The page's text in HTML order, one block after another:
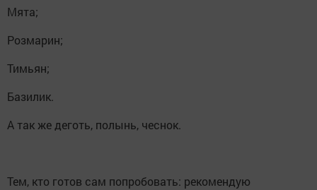
Мята;
Розмарин;
Тимьян;
Базилик.
А так же деготь, полынь, чеснок.
Тем, кто готов сам попробовать: рекомендую